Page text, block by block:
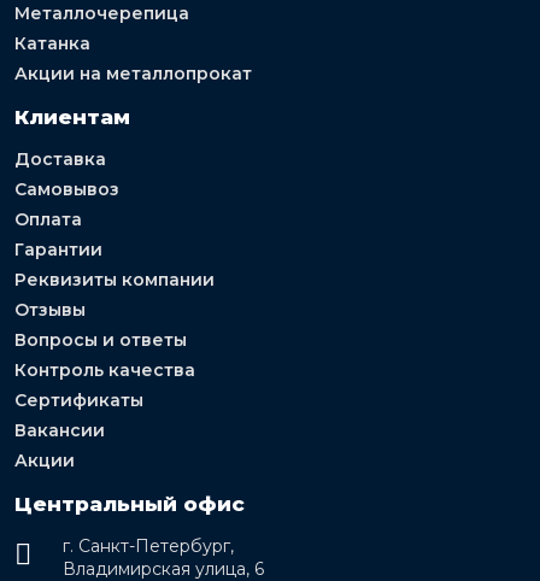
Металлочерепица
Катанка
Акции на металлопрокат
Клиентам
Доставка
Самовывоз
Оплата
Гарантии
Реквизиты компании
Отзывы
Вопросы и ответы
Контроль качества
Сертификаты
Вакансии
Акции
Центральный офис
г. Санкт-Петербург,
Владимирская улица, 6